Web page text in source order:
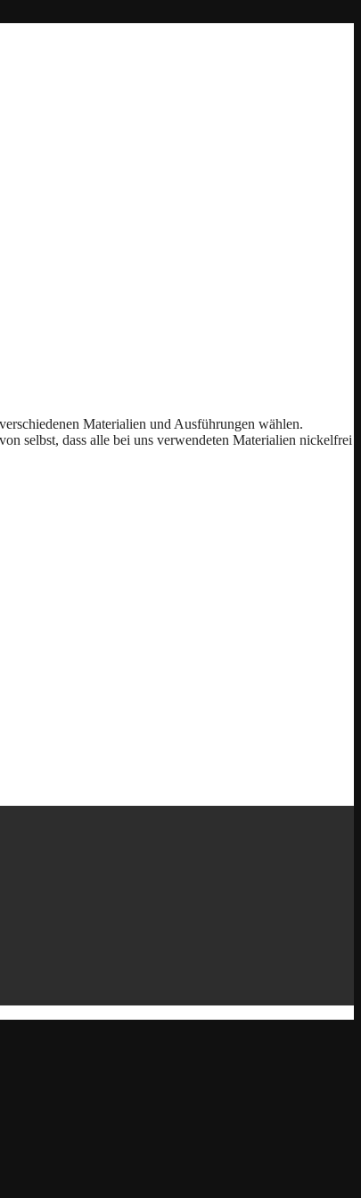
Materialien und Ausführungen wählen.
selbst, dass alle bei uns verwendeten Materialien nickelfrei